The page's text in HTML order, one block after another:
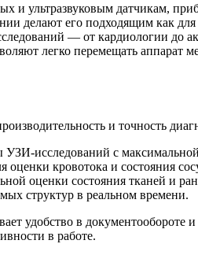
и ультразвуковым датчикам,
делают его подходящим как
— от кардиологии до
легко перемещать аппарат
и точность
исследований с
оценки кровотока и состояния
оценки состояния тканей и
структур в реальном времени.
удобство в
в работе.